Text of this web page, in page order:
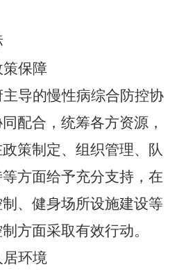
策保障
导的慢性病综合防控协
配合，统筹各方资源，
策制定、组织管理、队
方面给予充分支持，在
、健身场所设施建设等
方面采取有效行动。
居环境